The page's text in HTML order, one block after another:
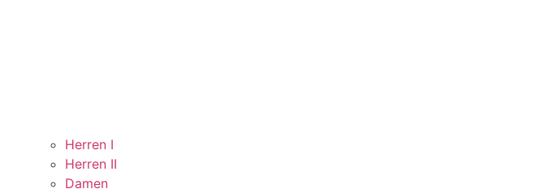
Herren I
Herren II
Damen